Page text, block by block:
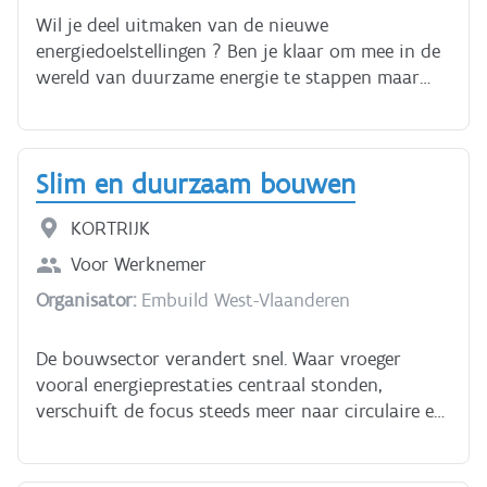
Wil je deel uitmaken van de nieuwe
energiedoelstellingen ? Ben je klaar om mee in de
wereld van duurzame energie te stappen maar
opleiding tot "Technicus duurzame energie" **Wat
Leer je?** Basiselektriciteit; - Stroom,
Spanning,Weerstand - Serie-Parallelschakeling -
Magnetisme - Gevaren van elektriciteit Specifieke
elektriciteit: - Algemeen reglement op Elektrische
Installaties (AREI) - De Gouden acht - Persoonlijke
schema's tekenen en lezen - Netsystemen
Laadinfrastructuur binnen energietransitie -
Energiemanagmentsystemen - KW vs KWH,
Laadtijd,,Kabelsectie - Laadvermogen en
Installatie van een laadinfrastructuur - Wetgevend
Slim en duurzaam bouwen
KORTRIJK
Voor Werknemer
Organisator:Embuild West-Vlaanderen
De bouwsector verandert snel. Waar vroeger
vooral energieprestaties centraal stonden,
verschuift de focus steeds meer naar circulaire en
hergebruik. Met de komst van strengere kaders